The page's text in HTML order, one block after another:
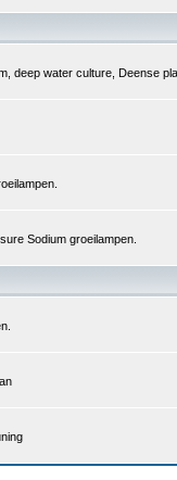
deep water culture, Deense
Sodium groeilampen.